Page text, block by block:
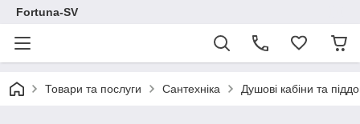
Fortuna-SV
Товари та послуги Сантехніка Душові кабіни та